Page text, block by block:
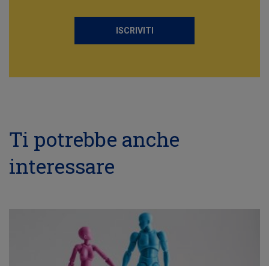
ISCRIVITI
Ti potrebbe anche
interessare